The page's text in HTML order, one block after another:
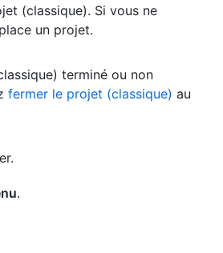
(classique). Si vous ne
un projet.
terminé ou non
fermer le projet (classique) au
.